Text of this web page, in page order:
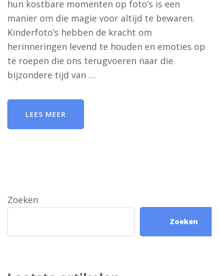
hun kostbare momenten op foto’s is een
manier om die magie voor altijd te bewaren.
Kinderfoto’s hebben de kracht om
herinneringen levend te houden en emoties op
te roepen die ons terugvoeren naar die
bijzondere tijd van …
LEES MEER
Zoeken
Zoeken